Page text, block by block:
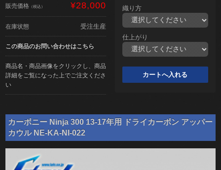
販売価格 （税込） ¥28,000
在庫状態 受注生産
この商品のお問い合わせはこちら
商品名・商品画像をクリックし、商品
詳細をご覧になった上でご注文くださ
い
織り方
仕上がり
カーボニー Ninja 300 13-17年用 ドライカーボン アッパー
カウル NE-KA-NI-022